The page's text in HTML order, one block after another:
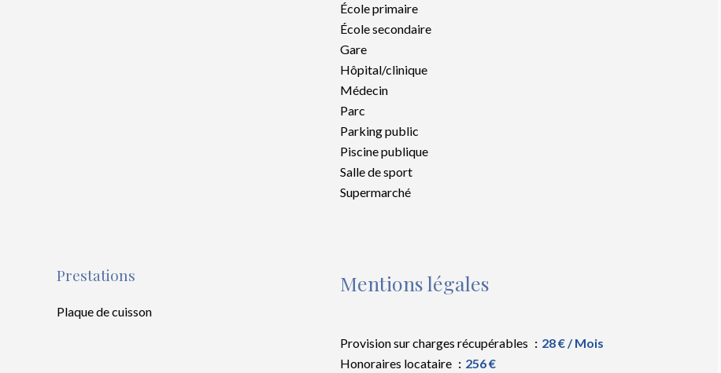
École primaire
École secondaire
Gare
Hôpital/clinique
Médecin
Parc
Parking public
Piscine publique
Salle de sport
Supermarché
Prestations
Plaque de cuisson
Mentions légales
Provision sur charges récupérables
28 € / Mois
Honoraires locataire
256 €